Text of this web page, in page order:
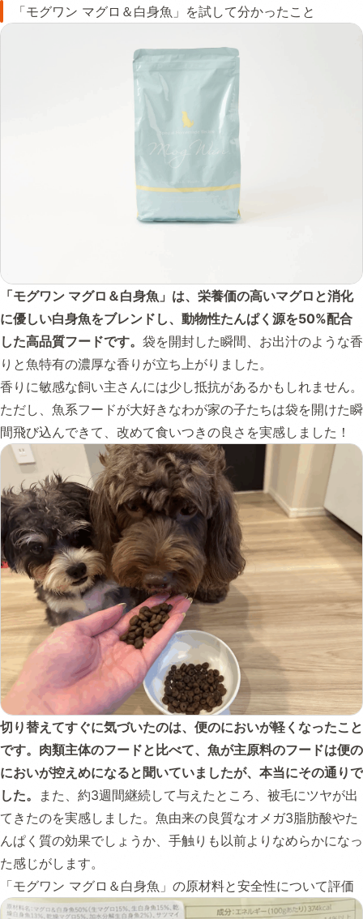
「モグワン マグロ＆白身魚」を試して分かったこと
「モグワン マグロ＆白身魚」は、栄養価の高いマグロと消化
に優しい白身魚をブレンドし、動物性たんぱく源を50%配合
した高品質フードです。 袋を開封した瞬間、お出汁のような香
りと魚特有の濃厚な香りが立ち上がりました。
香りに敏感な飼い主さんには少し抵抗があるかもしれません。
ただし、魚系フードが大好きなわが家の子たちは袋を開けた瞬
間飛び込んできて、改めて食いつきの良さを実感しました！
切り替えてすぐに気づいたのは、便のにおいが軽くなったこと
です。肉類主体のフードと比べて、魚が主原料のフードは便の
においが控えめになると聞いていましたが、本当にその通りで
した。
また、約3週間継続して与えたところ、被毛にツヤが出
てきたのを実感しました。魚由来の良質なオメガ3脂肪酸やた
んぱく質の効果でしょうか、手触りも以前よりなめらかになっ
た感じがします。
「モグワン マグロ＆白身魚」の原材料と安全性について評価